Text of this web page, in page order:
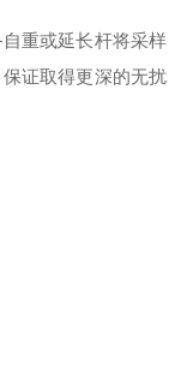
重或延长杆将采样
证取得更深的无扰